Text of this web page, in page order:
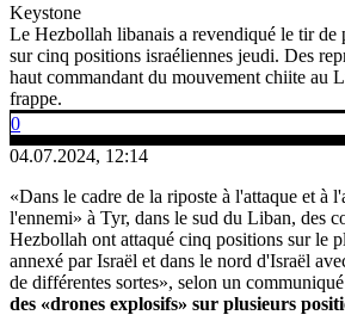
Keystone
Le Hezbollah libanais a revendiqué le tir de
sur cinq positions israéliennes jeudi. Des
haut commandant du mouvement chiite au
frappe.
0
04.07.2024, 12:14
«Dans le cadre de la riposte à l'attaque et à
l'ennemi» à Tyr, dans le sud du Liban, des
Hezbollah ont attaqué cinq positions sur le
annexé par Israël et dans le nord d'Israël
de différentes sortes», selon un
des «drones explosifs» sur plusieurs